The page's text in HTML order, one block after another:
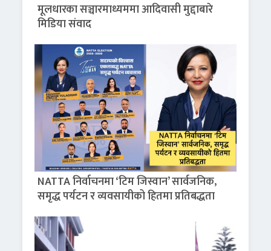
मूलधारका सञ्चारमाध्यममा आदिवासी मुद्दाबारे
मिडिया संवाद
NATTA निर्वाचनमा ‘टिम जिस्वान’ सार्वजनिक,
समृद्ध पर्यटन र व्यवसायीको हितमा प्रतिबद्धता